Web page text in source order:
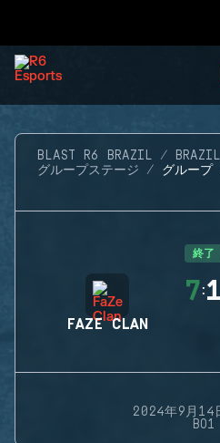
BLAST R6 BRAZIL
グループステージ
グルー
終了
FAZE CLAN
7:
2024年9月
BO1